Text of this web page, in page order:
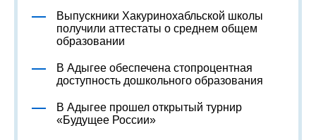
Выпускники Хакуринохабльской школы
получили аттестаты о среднем общем
образовании
В Адыгее обеспечена стопроцентная
доступность дошкольного образования
В Адыгее прошел открытый турнир
«Будущее России»